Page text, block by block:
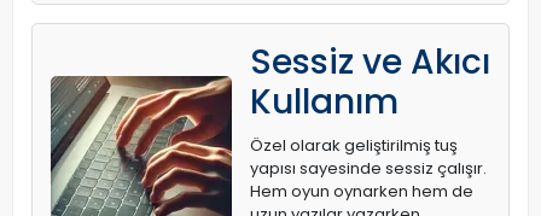
Sessiz ve Akıcı
Kullanım
Özel olarak geliştirilmiş tuş
yapısı sayesinde sessiz çalışır.
Hem oyun oynarken hem de